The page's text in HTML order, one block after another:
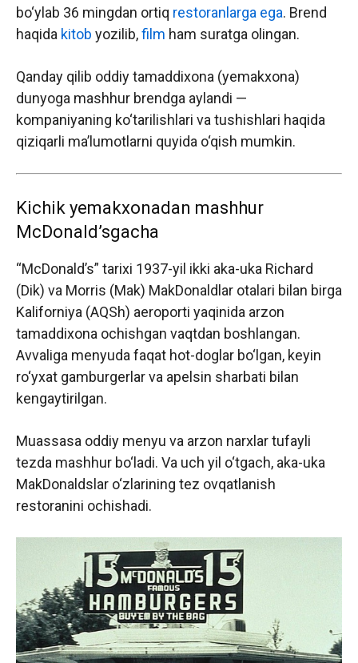
bo‘ylab 36 mingdan ortiq restoranlarga ega. Brend
haqida kitob yozilib,film ham suratga olingan.
Qanday qilib oddiy tamaddixona (yemakxona)
dunyoga mashhur brendga aylandi —
kompaniyaning ko‘tarilishlari va tushishlari haqida
qiziqarli ma’lumotlarni quyida o‘qish mumkin.
Kichik yemakxonadan mashhur
McDonald’sgacha
“McDonald’s” tarixi 1937-yil ikki aka-uka Richard
(Dik) va Morris (Mak) MakDonaldlar otalari bilan birga
Kaliforniya (AQSh) aeroporti yaqinida arzon
tamaddixona ochishgan vaqtdan boshlangan.
Avvaliga menyuda faqat hot-doglar bo‘lgan, keyin
ro‘yxat gamburgerlar va apelsin sharbati bilan
kengaytirilgan.
Muassasa oddiy menyu va arzon narxlar tufayli
tezda mashhur bo‘ladi. Va uch yil o‘tgach, aka-uka
MakDonaldslar o‘zlarining tez ovqatlanish
restoranini ochishadi.